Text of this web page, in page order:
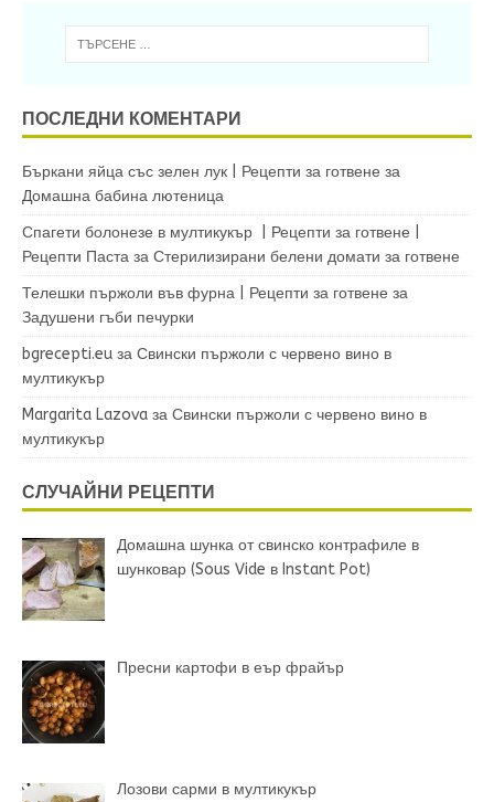
ПОСЛЕДНИ КОМЕНТАРИ
Бъркани яйца със зелен лук | Рецепти за готвене за
Домашна бабина лютеница
Спагети болонезе в мултикукър | Рецепти за готвене |
Рецепти Паста за Стерилизирани белени домати за готвене
Телешки пържоли във фурна | Рецепти за готвене за
Задушени гъби печурки
bgrecepti.eu за Свински пържоли с червено вино в
мултикукър
Margarita Lazova за Свински пържоли с червено вино в
мултикукър
СЛУЧАЙНИ РЕЦЕПТИ
Домашна шунка от свинско контрафиле в
шунковар (Sous Vide в Instant Pot)
Пресни картофи в еър фрайър
Лозови сарми в мултикукър